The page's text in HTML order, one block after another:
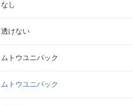
なし
透けない
ムトウユニパック
ムトウユニパック